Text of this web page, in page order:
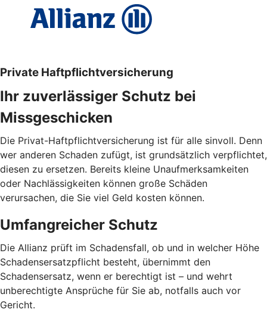
Private Haftpflichtversicherung
Ihr zuverlässiger Schutz bei
Missgeschicken
Die Privat-Haftpflichtversicherung ist für alle sinvoll. Denn
wer anderen Schaden zufügt, ist grundsätzlich verpflichtet,
diesen zu ersetzen. Bereits kleine Unaufmerksamkeiten
oder Nachlässigkeiten können große Schäden
verursachen, die Sie viel Geld kosten können.
Umfangreicher Schutz
Die Allianz prüft im Schadensfall, ob und in welcher Höhe
Schadensersatzpflicht besteht, übernimmt den
Schadensersatz, wenn er berechtigt ist – und wehrt
unberechtigte Ansprüche für Sie ab, notfalls auch vor
Gericht.